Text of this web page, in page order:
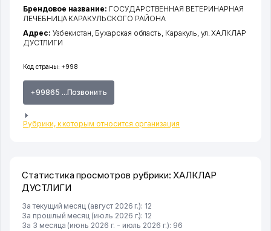
Код страны: +998
+99865 ...Позвонить
Рубрики, к которым относится организация
Брендовое название: ГОСУДАРСТВЕННАЯ ВЕТЕРИНАРНАЯ
ЛЕЧЕБНИЦА КАРАКУЛЬСКОГО РАЙОНА
Адрес: Узбекистан, Бухарская область, Каракуль, ул. ХАЛКЛАР
ДУСТЛИГИ
Статистика просмотров рубрики: ХАЛКЛАР
ДУСТЛИГИ
За текущий месяц (август 2026 г.): 12
За прошлый месяц (июль 2026 г.): 12
За 3 месяца (июнь 2026 г. - июль 2026 г.): 96